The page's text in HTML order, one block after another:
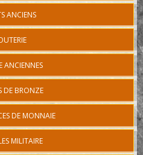
ANCIENS
ANCIENNES
DE BRONZE
DE MONNAIE
MILITAIRE